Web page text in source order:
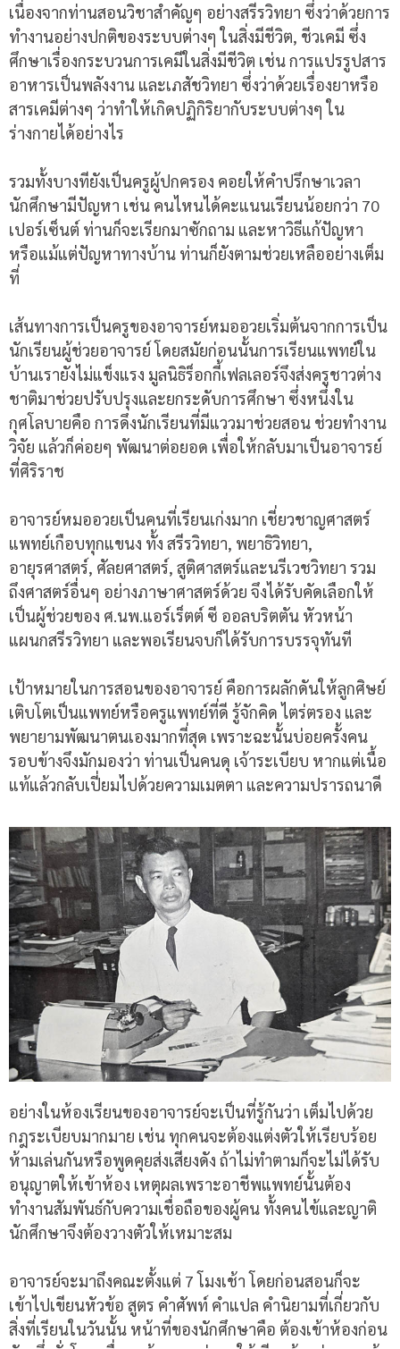
เนื่องจากท่านสอนวิชาสำคัญๆ อย่างสรีรวิทยา ซึ่งว่าด้วยการ
ทำงานอย่างปกติของระบบต่างๆ ในสิ่งมีชีวิต, ชีวเคมี ซึ่ง
ศึกษาเรื่องกระบวนการเคมีในสิ่งมีชีวิต เช่น การแปรรูปสาร
อาหารเป็นพลังงาน และเภสัชวิทยา ซึ่งว่าด้วยเรื่องยาหรือ
สารเคมีต่างๆ ว่าทำให้เกิดปฏิกิริยากับระบบต่างๆ ใน
ร่างกายได้อย่างไร
รวมทั้งบางทียังเป็นครูผู้ปกครอง คอยให้คำปรึกษาเวลา
นักศึกษามีปัญหา เช่น คนไหนได้คะแนนเรียนน้อยกว่า 70
เปอร์เซ็นต์ ท่านก็จะเรียกมาซักถาม และหาวิธีแก้ปัญหา
หรือแม้แต่ปัญหาทางบ้าน ท่านก็ยังตามช่วยเหลืออย่างเต็ม
ที่
เส้นทางการเป็นครูของอาจารย์หมออวยเริ่มต้นจากการเป็น
นักเรียนผู้ช่วยอาจารย์ โดยสมัยก่อนนั้นการเรียนแพทย์ใน
บ้านเรายังไม่แข็งแรง มูลนิธิร็อกกี้เฟลเลอร์จึงส่งครูชาวต่าง
ชาติมาช่วยปรับปรุงและยกระดับการศึกษา ซึ่งหนึ่งใน
กุศโลบายคือ การดึงนักเรียนที่มีแววมาช่วยสอน ช่วยทำงาน
วิจัย แล้วก็ค่อยๆ พัฒนาต่อยอด เพื่อให้กลับมาเป็นอาจารย์
ที่ศิริราช
อาจารย์หมออวยเป็นคนที่เรียนเก่งมาก เชี่ยวชาญศาสตร์
แพทย์เกือบทุกแขนง ทั้ง สรีรวิทยา, พยาธิวิทยา,
อายุรศาสตร์, ศัลยศาสตร์, สูติศาสตร์และนรีเวชวิทยา รวม
ถึงศาสตร์อื่นๆ อย่างภาษาศาสตร์ด้วย จึงได้รับคัดเลือกให้
เป็นผู้ช่วยของ ศ.นพ.แอร์เร็ตต์ ซี ออลบริตตัน หัวหน้า
แผนกสรีรวิทยา และพอเรียนจบก็ได้รับการบรรจุทันที
เป้าหมายในการสอนของอาจารย์ คือการผลักดันให้ลูกศิษย์
เติบโตเป็นแพทย์หรือครูแพทย์ที่ดี รู้จักคิด ไตร่ตรอง และ
พยายามพัฒนาตนเองมากที่สุด เพราะฉะนั้นบ่อยครั้งคน
รอบข้างจึงมักมองว่า ท่านเป็นคนดุ เจ้าระเบียบ หากแต่เนื้อ
แท้แล้วกลับเปี่ยมไปด้วยความเมตตา และความปรารถนาดี
อย่างในห้องเรียนของอาจารย์จะเป็นที่รู้กันว่า เต็มไปด้วย
กฎระเบียบมากมาย เช่น ทุกคนจะต้องแต่งตัวให้เรียบร้อย
ห้ามเล่นกันหรือพูดคุยส่งเสียงดัง ถ้าไม่ทำตามก็จะไม่ได้รับ
อนุญาตให้เข้าห้อง เหตุผลเพราะอาชีพแพทย์นั้นต้อง
ทำงานสัมพันธ์กับความเชื่อถือของผู้คน ทั้งคนไข้และญาติ
นักศึกษาจึงต้องวางตัวให้เหมาะสม
อาจารย์จะมาถึงคณะตั้งแต่ 7 โมงเช้า โดยก่อนสอนก็จะ
เข้าไปเขียนหัวข้อ สูตร คำศัพท์ คำแปล คำนิยามที่เกี่ยวกับ
สิ่งที่เรียนในวันนั้น หน้าที่ของนักศึกษาคือ ต้องเข้าห้องก่อน